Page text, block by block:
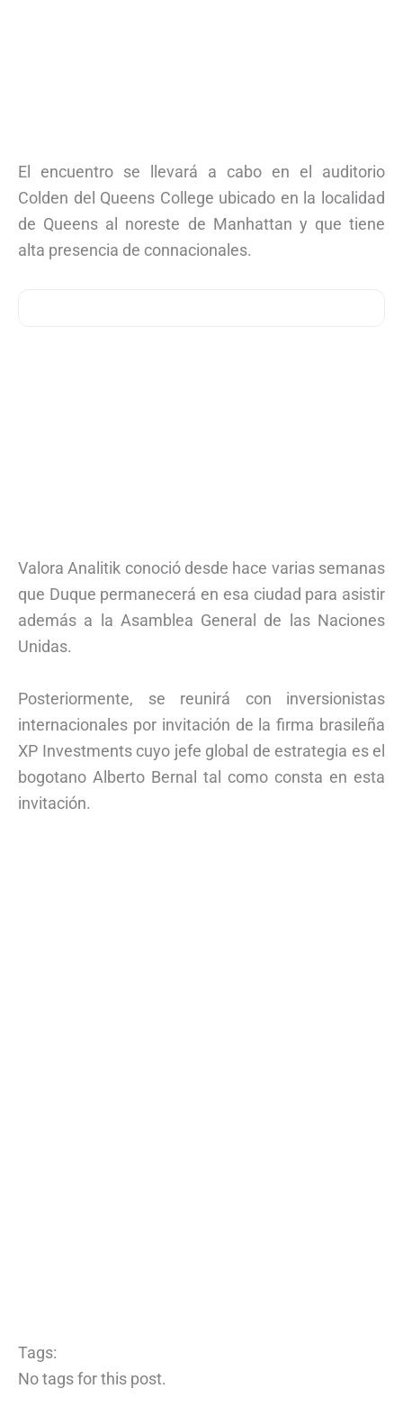
El encuentro se llevará a cabo en el auditorio
Colden del Queens College ubicado en la localidad
de Queens al noreste de Manhattan y que tiene
alta presencia de connacionales.
Valora Analitik conoció desde hace varias semanas
que Duque permanecerá en esa ciudad para asistir
además a la Asamblea General de las Naciones
Unidas.
Posteriormente, se reunirá con inversionistas
internacionales por invitación de la firma brasileña
XP Investments cuyo jefe global de estrategia es el
bogotano Alberto Bernal tal como consta en esta
invitación.
Tags:
No tags for this post.